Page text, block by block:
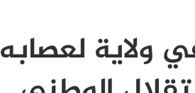
ولاية لعصابه